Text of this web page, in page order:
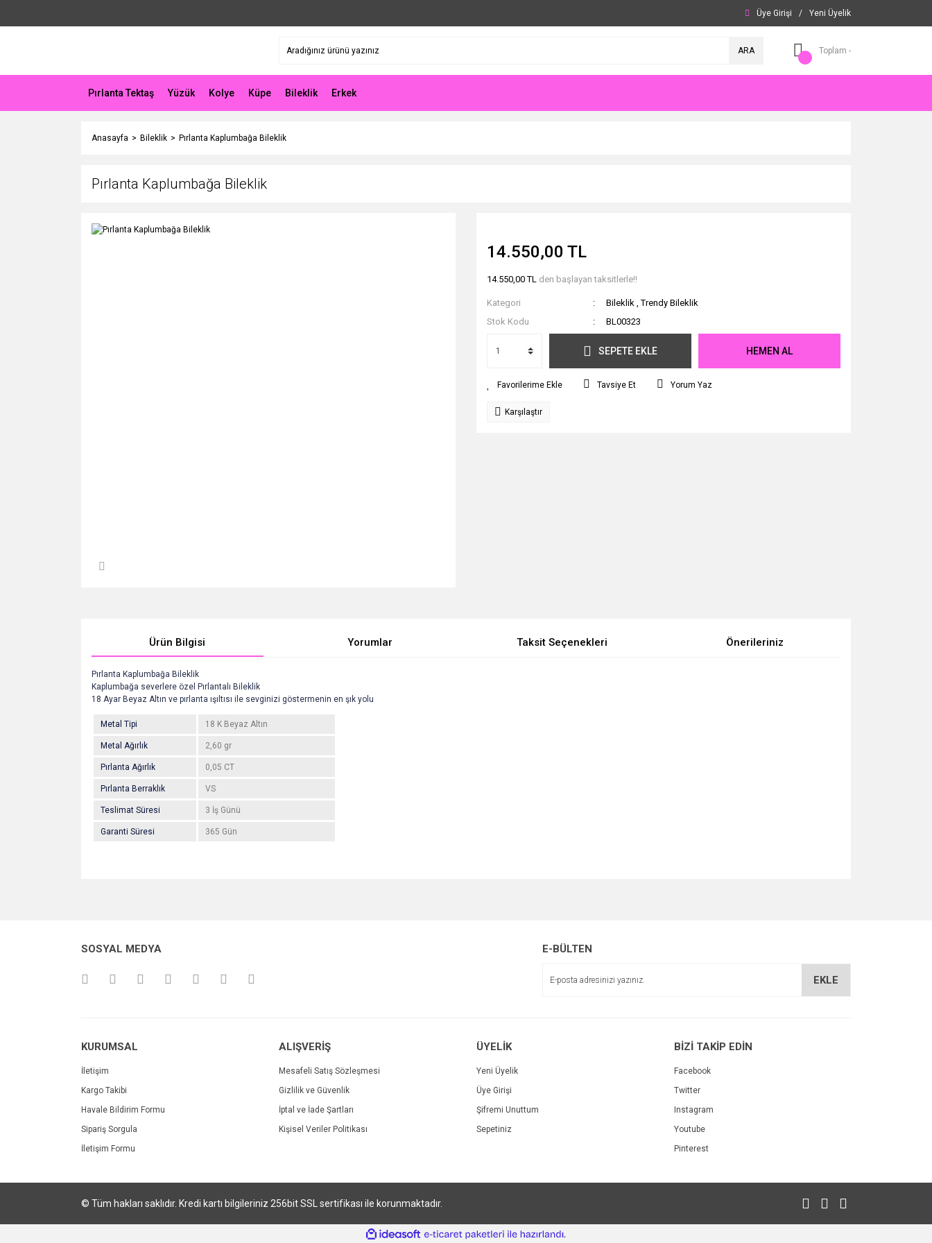
Üye Girişi / Yeni Üyelik
ARA Toplam -
Pırlanta Tektaş Yüzük Kolye Küpe Bileklik Erkek
Anasayfa Bileklik Pırlanta Kaplumbağa Bileklik
Pırlanta Kaplumbağa Bileklik
14.550,00 TL
14.550,00 TL den başlayan taksitlerle!!
Kategori Bileklik ,Trendy Bileklik
Stok Kodu
BL00323
SEPETE EKLE HEMEN AL
Tavsiye Et Yorum Yaz
Karşılaştır
Ürün Bilgisi Yorumlar Taksit Seçenekleri Önerileriniz
Pırlanta Kaplumbağa Bileklik
Kaplumbağa severlere özel Pırlantalı Bileklik
18 Ayar Beyaz Altın ve pırlanta ışıltısı ile sevginizi göstermenin en şık yolu
Metal Tipi 18 K Beyaz Altın
Metal Ağırlık 2,60 gr
Pırlanta Ağırlık 0,05 CT
Pırlanta Berraklık VS
Teslimat Süresi 3 İş Günü
Garanti Süresi 365 Gün
Ürün açıklamasında eksik bilgiler bulunuyor.
SOSYAL MEDYA E-BÜLTEN
EKLE
KURUMSAL
İletişim
Kargo Takibi
Havale Bildirim Formu
Sipariş Sorgula
İletişim Formu
ALIŞVERİŞ
Mesafeli Satış Sözleşmesi
Gizlilik ve Güvenlik
İptal ve İade Şartları
Kişisel Veriler Politikası
ÜYELİK
Yeni Üyelik
Üye Girişi
Şifremi Unuttum
Sepetiniz
BİZİ TAKİP EDİN
Facebook
Twitter
Instagram
Youtube
Pinterest
© Tüm hakları saklıdır. Kredi kartı bilgileriniz 256bit SSL sertifikası ile korunmaktadır.
ideasoft
e-